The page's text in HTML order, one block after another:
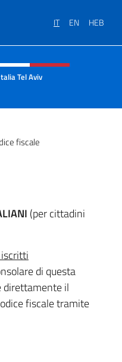
IT EN HEB
e menù
Tel Aviv
fiscale
(per cittadini
di questa
direttamente il
fiscale tramite